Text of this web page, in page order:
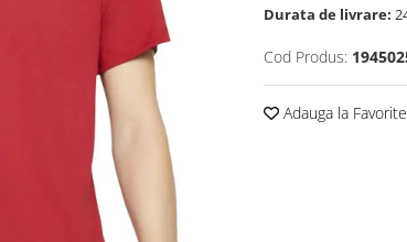
Durata de livrare:
Cod Produs:
Adauga la Favorite